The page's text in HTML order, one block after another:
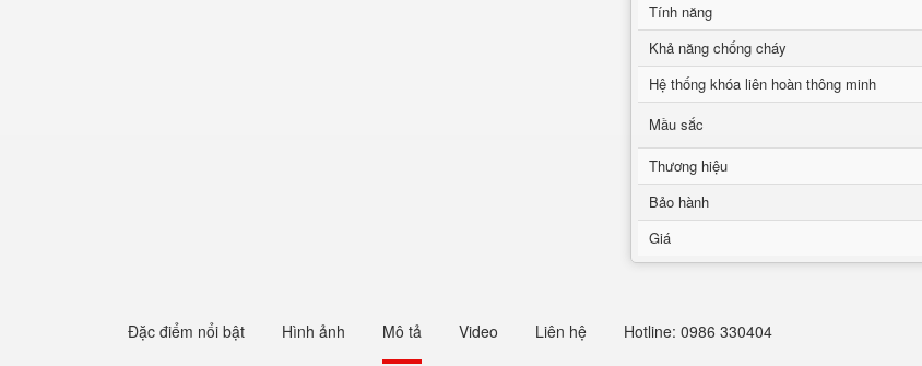
Tính năng
Khả năng chống cháy
Hệ thống khóa liên hoàn thông minh
Mầu sắc
Thương hiệu
Bảo hành
Giá
Đặc điểm nổi bật Hình ảnh Mô tả Video Liên hệ Hotline: 0986 330404